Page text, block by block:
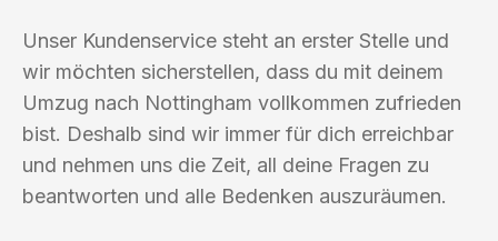
Unser Kundenservice steht an erster Stelle und
wir möchten sicherstellen, dass du mit deinem
Umzug nach Nottingham vollkommen zufrieden
bist. Deshalb sind wir immer für dich erreichbar
und nehmen uns die Zeit, all deine Fragen zu
beantworten und alle Bedenken auszuräumen.